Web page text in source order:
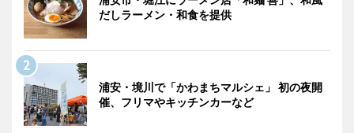
だしラーメン・和食を提供
浦安・境川で「かわまちマルシェ」 初の夜開
催、フリマやキッチンカーなど